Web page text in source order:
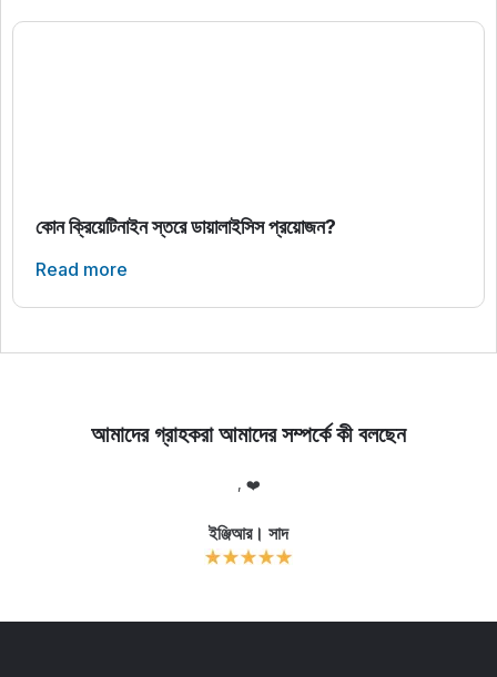
কোন ক্রিয়েটিনাইন স্তরে ডায়ালাইসিস প্রয়োজন?
Read more
আমাদের গ্রাহকরা আমাদের সম্পর্কে কী বলছেন
, ❤️
ইঞ্জিআর। সাদ